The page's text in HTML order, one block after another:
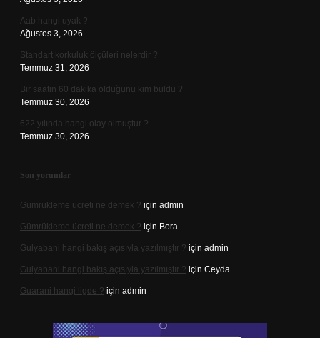
Aab hangi uyak ?
Ağustos 3, 2026
Standart korkuluk ölçüleri nelerdir ?
Temmuz 31, 2026
Bir saatin 60 dakika olduğunu kim buldu ?
Temmuz 30, 2026
622 yılında hangi olay olmuştur ?
Temmuz 30, 2026
Son yorumlar
Gümrükleme ücreti ne demek ? için admin
Gümrükleme ücreti ne demek ? için Bora
Gulyabani hangi bakış açısıyla yazılmıştır ? için admin
Gulyabani hangi bakış açısıyla yazılmıştır ? için Ceyda
Guarani hangi ligde ? için admin